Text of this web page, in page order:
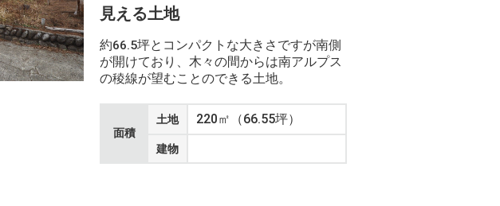
見える土地
約66.5坪とコンパクトな大きさですが南側
が開けており、木々の間からは南アルプス
の稜線が望むことのできる土地。
面積
土地 220㎡（66.55坪）
建物